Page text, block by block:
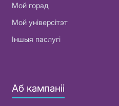
Мой горад
Мой універсітэт
Іншыя паслугі
Аб кампаніі